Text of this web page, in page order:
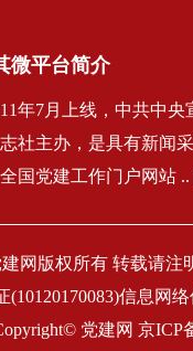
微平台简介
年7月上线，中共中央
志社主办，是具有新闻
国党建工作门户网站
建网版权所有 转载请注
信息网
党建网 京ICP